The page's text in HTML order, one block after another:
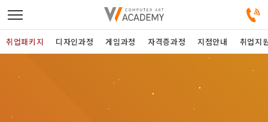
디자인정규과정
디자인단과과정
취업패키지 디자인과정 게임과정 자격증과정 지점안내 취업지